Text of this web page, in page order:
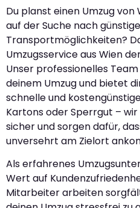
Du planst einen Umzug
auf der Suche nach
Transportmöglichkeiten?
Umzugsservice aus Wien
Unser professionelles
deinem Umzug und bietet
schnelle und
Kartons oder Sperrgut –
sicher und sorgen dafür,
unversehrt am Zielort
Als erfahrenes
Wert auf
Mitarbeiter arbeiten